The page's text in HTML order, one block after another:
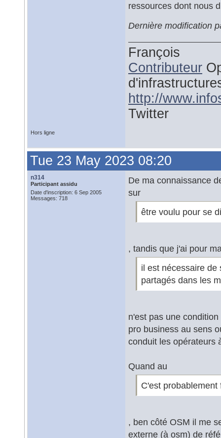
ressources dont nous
Dernière modification
François
Contributeur
http://
Twitter
Hors ligne
Tue 23 May 2023 08:20
n314
Participant assidu
Date d'inscription: 6 Sep 2005
Messages: 718
De ma connaissance
sur
être voulu pour se
, tandis que j'ai pour
il est nécessaire de
partagés dans les
n'est pas une
pro business au sens
conduit les opérateurs
Quand au
C'est
, ben côté OSM il me
externe (à osm) de